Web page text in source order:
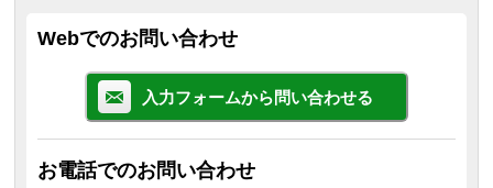
Webでのお問い合わせ
入力フォームから問い合わせる
お電話でのお問い合わせ